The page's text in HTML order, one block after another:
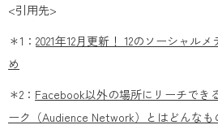
<引用先>
＊1： 2021年12月更新！ 12のソーシャル
め
＊2： Facebook以外の場所にリーチでき
ーク（Audience Network）とはどんなも